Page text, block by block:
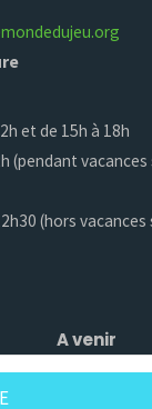
et de 15h à 18h
(pendant
(hors vacances
A venir